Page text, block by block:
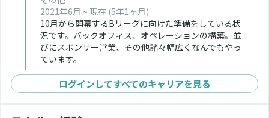
2021年6月 ~ 現在 (5年1ヶ月)
10月から開幕するBリーグに向けた準備をしている状
況です。バックオフィス、オペレーションの構築。並
びにスポンサー営業、その他諸々幅広くなんでもやっ
ています。
ログインしてすべてのキャリアを見る